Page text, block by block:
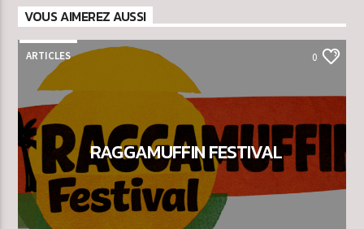
VOUS AIMEREZ AUSSI
ARTICLES 0
RAGGAMUFFIN FESTIVAL